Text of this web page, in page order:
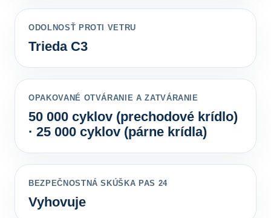
ODOLNOSŤ PROTI VETRU
Trieda C3
OPAKOVANÉ OTVÁRANIE A ZATVÁRANIE
50 000 cyklov (prechodové krídlo)
· 25 000 cyklov (párne krídla)
BEZPEČNOSTNÁ SKÚŠKA PAS 24
Vyhovuje